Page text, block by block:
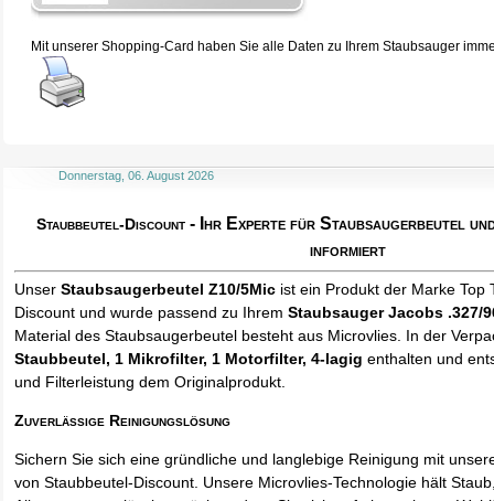
Mit unserer Shopping-Card haben Sie alle Daten zu Ihrem Staubsauger
Donnerstag, 06. August 2026
Staubbeutel-Discount - Ihr Experte für Staubsaugerbeutel
informiert
UnserStaubsaugerbeutel Z10/5Mic ist ein Produkt der Marke Top
Discount und wurde passend zu IhremStaubsauger Jacobs .327/
Material des Staubsaugerbeutel besteht aus Microvlies. In der
Staubbeutel, 1 Mikrofilter, 1 Motorfilter, 4-lagig enthalten und
und Filterleistung dem Originalprodukt.
Zuverlässige Reinigungslösung
Sichern Sie sich eine gründliche und langlebige Reinigung mit
von Staubbeutel-Discount. Unsere Microvlies-Technologie hält